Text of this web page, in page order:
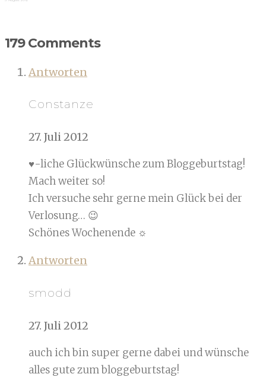
179 Comments
Antworten
Constanze
27. Juli 2012
♥-liche Glückwünsche zum Bloggeburtstag!
Mach weiter so!
Ich versuche sehr gerne mein Glück bei der
Verlosung… 😉
Schönes Wochenende ☼
Antworten
smodd
27. Juli 2012
auch ich bin super gerne dabei und wünsche
alles gute zum bloggeburtstag!